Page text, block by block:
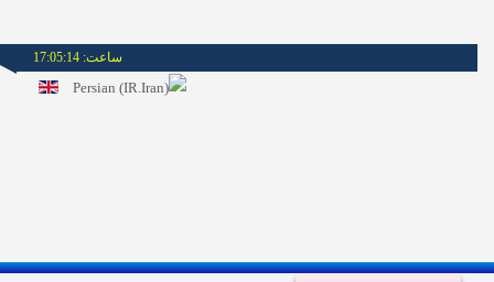
ساعت:17:05:14